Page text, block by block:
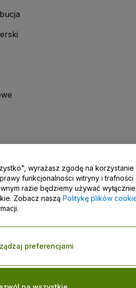
/ Skontaktuj się z nami
oznacza akceptację
oraz Polityki dotyczącej plików
danych osobowych / Twoje wybory w
wyrażasz zgodę na korzystanie
funkcjonalności witryny i trafności
razie będziemy używać wyłącznie
Zobacz naszą Politykę plików
preferencjami